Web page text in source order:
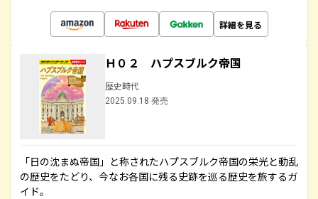
詳細を見る
Ｈ０２ ハプスブルク帝国
歴史時代
2025.09.18 発売
「日の沈まぬ帝国」と称されたハプスブルク帝国の栄光と動乱
の歴史をたどり、今なお各国に残る史跡を巡る歴史を旅するガ
イド。